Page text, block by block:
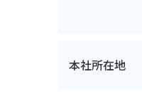
本社所在地